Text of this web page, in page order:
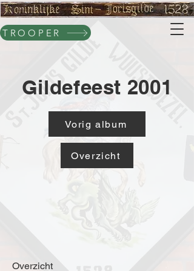
TROOPER
Gildefeest 2001
Vorig album
Overzicht
Overzicht